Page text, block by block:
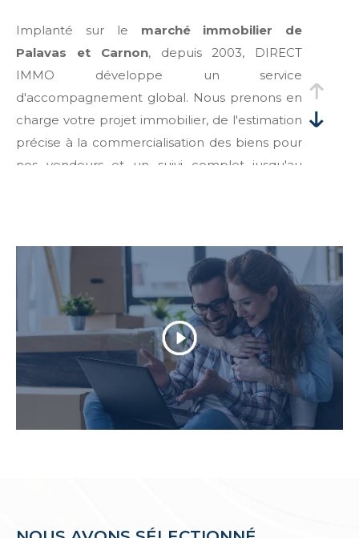
Implanté sur le marché immobilier de
Palavas et Carnon, depuis 2003, DIRECT
IMMO développe un service
d'accompagnement global. Nous prenons en
charge votre projet immobilier, de l'estimation
précise à la commercialisation des biens pour
nos vendeurs et un suivi complet jusqu'au
appartement
, maisons, villa, DIRECT IMMO
offre les expertises pour tout mandat exclusif
aboutissant à une vente et une visibilité
optimale sur tout nos supports.
Parcourez nos annonces de ventes
immobilières
Vous êtes à la recherche d'unappartement à v
endre à Palavas-les-Flots
? Vous cherchez une